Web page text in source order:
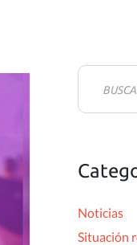
B
a
:
Noticias
Situación